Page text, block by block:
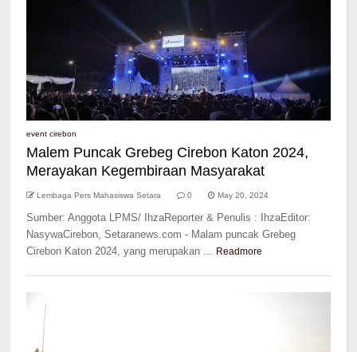
event cirebon
Malem Puncak Grebeg Cirebon Katon 2024,
Merayakan Kegembiraan Masyarakat
Lembaga Pers Mahasiswa Setara 0 May 20, 2024
Sumber: Anggota LPMS/ IhzaReporter & Penulis : IhzaEditor:
NasywaCirebon, Setaranews.com - Malam puncak Grebeg
Cirebon Katon 2024, yang merupakan ... Readmore